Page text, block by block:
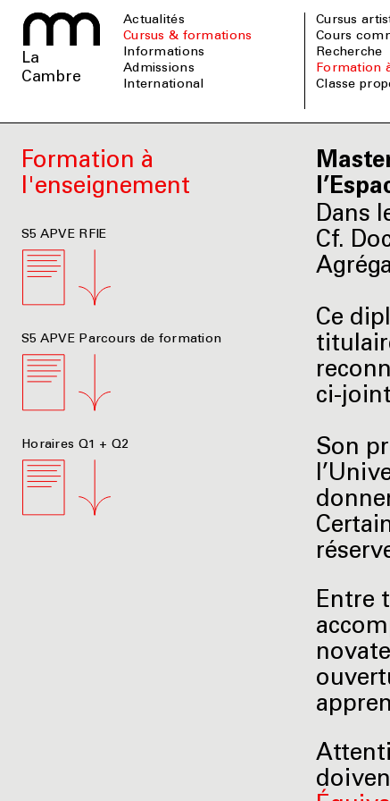
La
Cambre
Actualités
Cursus & formations
informations
admissions
international
Cursus
Cours
Recherche
Formation
Classe
Formation à
l'enseignement
S5 APVE RFIE
S5 APVE Parcours de formation
Horaires Q1 + Q2
Dans
Cf.
Ce
ci-
Son
Entre